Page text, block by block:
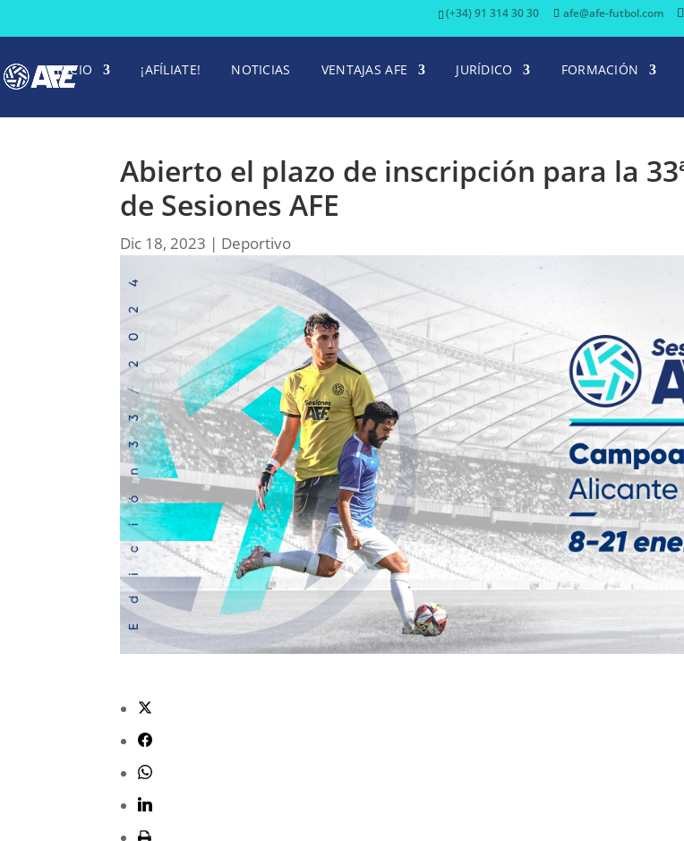
(+34) 91 314 30 30 afe@afe-futbol.com
INICIO ¡AFÍLIATE! NOTICIAS VENTAJAS AFE JURÍDICO FORMACIÓN
Abierto el plazo de inscripción para la
de Sesiones AFE
Dic 18, 2023 | Deportivo